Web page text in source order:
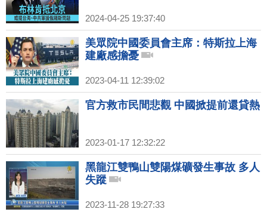
2024-04-25 19:37:40
美眾院中國委員會主席：特斯拉上海
建廠感擔憂
2023-04-11 12:39:02
官方救市民間悲觀 中國掀提前還貸熱
2023-01-17 12:32:22
黑龍江雙鴨山雙陽煤礦發生事故 多人
失蹤
2023-11-28 19:27:33